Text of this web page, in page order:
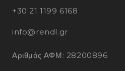
+30 21 1199 6168
info@rendl.gr
Αριθμός ΑΦΜ: 28200896